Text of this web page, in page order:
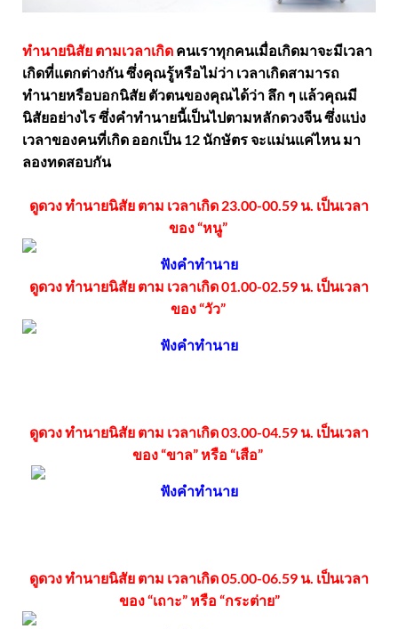
ทำนายนิสัย ตามเวลาเกิด คนเราทุกคนเมื่อเกิดมาจะมีเวลา
เกิดที่แตกต่างกัน ซึ่งคุณรู้หรือไม่ว่า เวลาเกิดสามารถ
ทำนายหรือบอกนิสัย ตัวตนของคุณได้ว่า ลึก ๆ แล้วคุณมี
นิสัยอย่างไร ซึ่งคำทำนายนี้เป็นไปตามหลักดวงจีน ซึ่งแบ่ง
เวลาของคนที่เกิด ออกเป็น 12 นักษัตร จะแม่นแค่ไหน มา
ลองทดสอบกัน
ดูดวง ทำนายนิสัย ตาม เวลาเกิด 23.00-00.59 น. เป็นเวลา
ของ “หนู”
ฟังคำทำนาย
ดูดวง ทำนายนิสัย ตาม เวลาเกิด 01.00-02.59 น. เป็นเวลา
ของ “วัว”
ฟังคำทำนาย
ดูดวง ทำนายนิสัย ตาม เวลาเกิด 03.00-04.59 น. เป็นเวลา
ของ “ขาล” หรือ “เสือ”
ฟังคำทำนาย
ดูดวง ทำนายนิสัย ตาม เวลาเกิด 05.00-06.59 น. เป็นเวลา
ของ “เถาะ” หรือ “กระต่าย”